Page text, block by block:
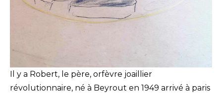
Il y a Robert, le père, orfèvre joaillier
révolutionnaire, né à Beyrout en 1949 arrivé à paris